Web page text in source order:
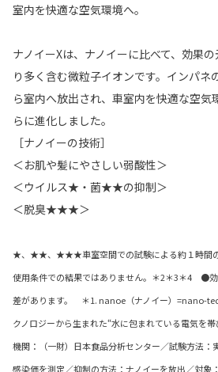
室内を快適な空気環境へ。
ナノイーXは、ナノイーに比べて、効果
り多く含む微粒子イオンです。インパネ
ら室内へ放出され、車室内を快適な空気
らに進化しました。
［ナノイーの技術］
＜お肌や髪にやさしい弱酸性＞
＜ウイルス★・菌★★の抑制＞
＜脱臭★★★＞
★、★★、★★★車室空間での試験による約１時間の
使用条件での結果ではありません。＊2＊3＊4 ●
差があります。 ＊1. nanoe（ナノイー）=nano-
クノロジーから生まれた“水に包まれている電気を
機関：（一財）日本食品分析センター／試験方法：
感染価を測定／抑制の方法：ナノイーを放出／対象